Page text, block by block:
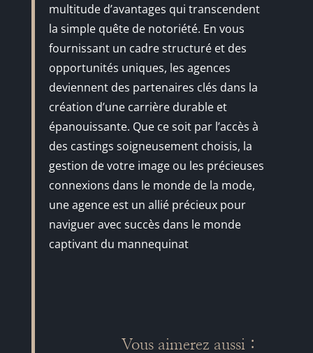
multitude d’avantages qui transcendent
la simple quête de notoriété. En vous
fournissant un cadre structuré et des
opportunités uniques, les agences
deviennent des partenaires clés dans la
création d’une carrière durable et
épanouissante. Que ce soit par l’accès à
des castings soigneusement choisis, la
gestion de votre image ou les précieuses
connexions dans le monde de la mode,
une agence est un allié précieux pour
naviguer avec succès dans le monde
captivant du mannequinat
Vous aimerez aussi :